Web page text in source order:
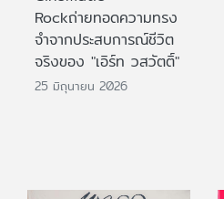
Rockถ่ายทอดความทรง
จำจากประสบการณ์ชีวิต
จริงของ "เอิร์ท วสวัตติ์"
25 มิถุนายน 2026